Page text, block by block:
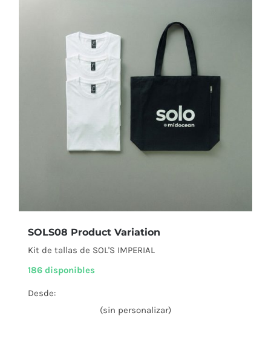
SOLS08 Product Variation
Kit de tallas de SOL'S IMPERIAL
186 disponibles
Desde:
(sin personalizar)